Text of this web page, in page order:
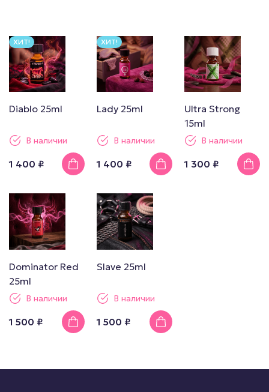
ХИТ!
Diablo 25ml
В наличии
1 400 ₽
ХИТ!
Lady 25ml
В наличии
1 400 ₽
Ultra Strong
15ml
В наличии
1 300 ₽
Dominator Red
25ml
В наличии
1 500 ₽
Slave 25ml
В наличии
1 500 ₽